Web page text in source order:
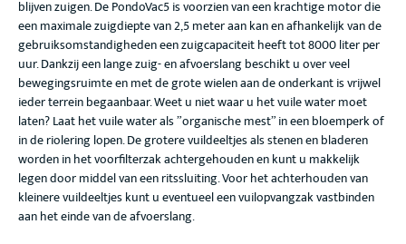
blijven zuigen. De PondoVac5 is voorzien van een krachtige motor die
een maximale zuigdiepte van 2,5 meter aan kan en afhankelijk van de
gebruiksomstandigheden een zuigcapaciteit heeft tot 8000 liter per
uur. Dankzij een lange zuig- en afvoerslang beschikt u over veel
bewegingsruimte en met de grote wielen aan de onderkant is vrijwel
ieder terrein begaanbaar. Weet u niet waar u het vuile water moet
laten? Laat het vuile water als ”organische mest” in een bloemperk of
in de riolering lopen. De grotere vuildeeltjes als stenen en bladeren
worden in het voorfilterzak achtergehouden en kunt u makkelijk
legen door middel van een ritssluiting. Voor het achterhouden van
kleinere vuildeeltjes kunt u eventueel een vuilopvangzak vastbinden
aan het einde van de afvoerslang.